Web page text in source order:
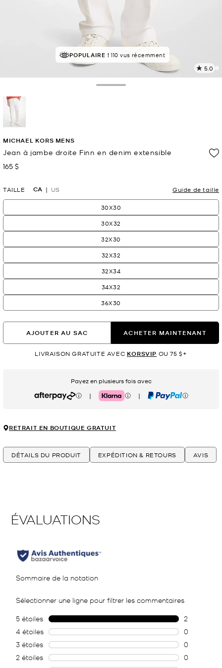
POPULAIRE ! 110 vus récemment
5.0
MICHAEL KORS MENS
Jean à jambe droite Finn en denim extensible
maintenant
165 $
TAILLE CA US Guide de taille
30X30
30X32
32X30
32X32
32X34
34X32
36X30
AJOUTER AU SAC ACHETER MAINTENANT
LIVRAISON GRATUITE AVEC KORSVIP OU 75 $+
Payez en plusieurs fois avec
Afterpay | Klarna | PayPal
RETRAIT EN BOUTIQUE GRATUIT
DÉTAILS DU PRODUIT EXPÉDITION & RETOURS AVIS